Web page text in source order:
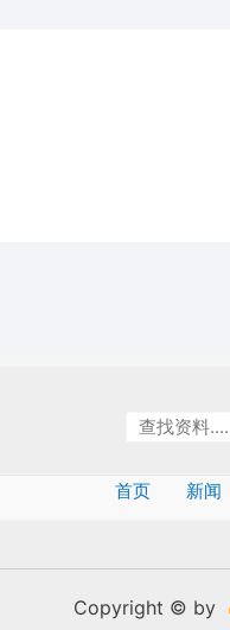
首页 新闻
Copyright © by